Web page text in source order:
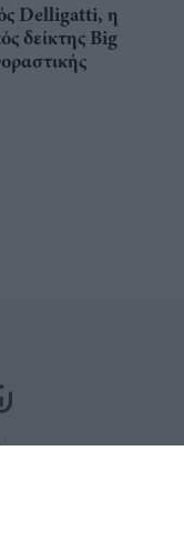
Delligatti, η
δείκτης Big